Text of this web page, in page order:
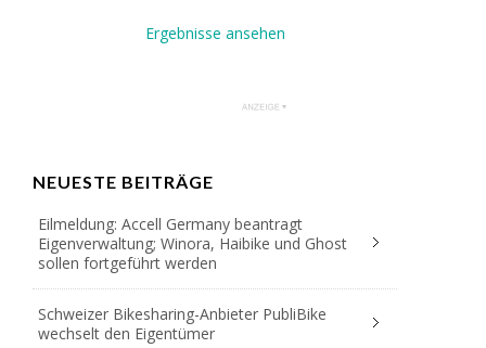
Ergebnisse ansehen
NEUESTE BEITRÄGE
Eilmeldung: Accell Germany beantragt
Eigenverwaltung; Winora, Haibike und Ghost
sollen fortgeführt werden
Schweizer Bikesharing-Anbieter PubliBike
wechselt den Eigentümer